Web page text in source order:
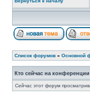
Список форумов » Основной
Кто сейчас на конференции
Сейчас этот форум